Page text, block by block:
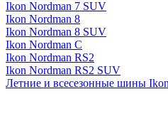
Ikon Nordman 7 SUV
Ikon Nordman 8
Ikon Nordman 8 SUV
Ikon Nordman C
Ikon Nordman RS2
Ikon Nordman RS2 SUV
Летние и всесезонные шины